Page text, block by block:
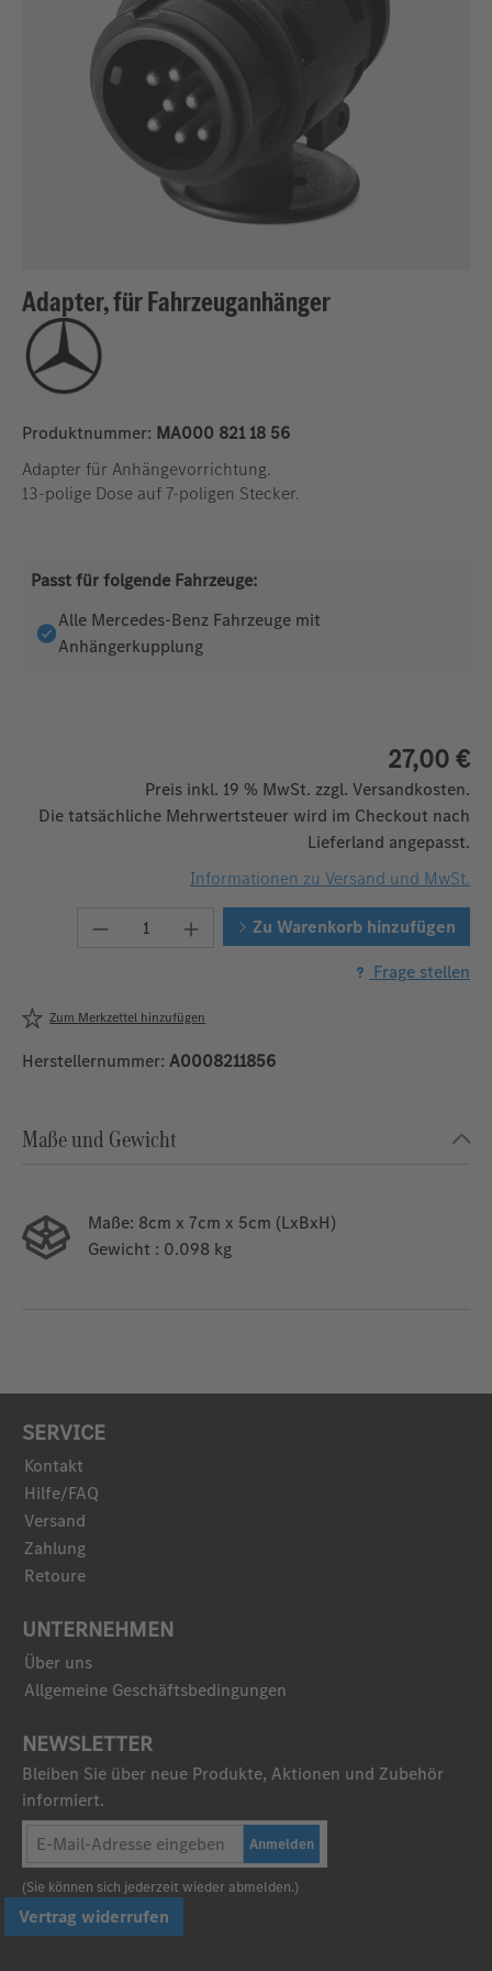
Adapter, für Fahrzeuganhänger
Produktnummer: MA000 821 18 56
Adapter für Anhängevorrichtung.
13-polige Dose auf 7-poligen Stecker.
Passt für folgende Fahrzeuge:
Alle Mercedes-Benz Fahrzeuge mit
Anhängerkupplung
27,00 €
Preis inkl. 19 % MwSt. zzgl. Versandkosten.
Die tatsächliche Mehrwertsteuer wird im Checkout nach
Lieferland angepasst.
Informationen zu Versand und MwSt.
Produkt Anzahl: Gib denZu Warenkorb hinzufügen
Frage stellen
Zum Merkzettel hinzufügen
Herstellernummer: A0008211856
Maße und Gewicht
Maße: 8cm x 7cm x 5cm (LxBxH)
Gewicht : 0.098 kg
SERVICE
Kontakt
Hilfe/FAQ
Versand
Zahlung
Retoure
UNTERNEHMEN
Über uns
Allgemeine Geschäftsbedingungen
NEWSLETTER
Bleiben Sie über neue Produkte, Aktionen und Zubehör
informiert.
Anmelden
(Sie können sich jederzeit wieder abmelden.)
Vertrag widerrufen